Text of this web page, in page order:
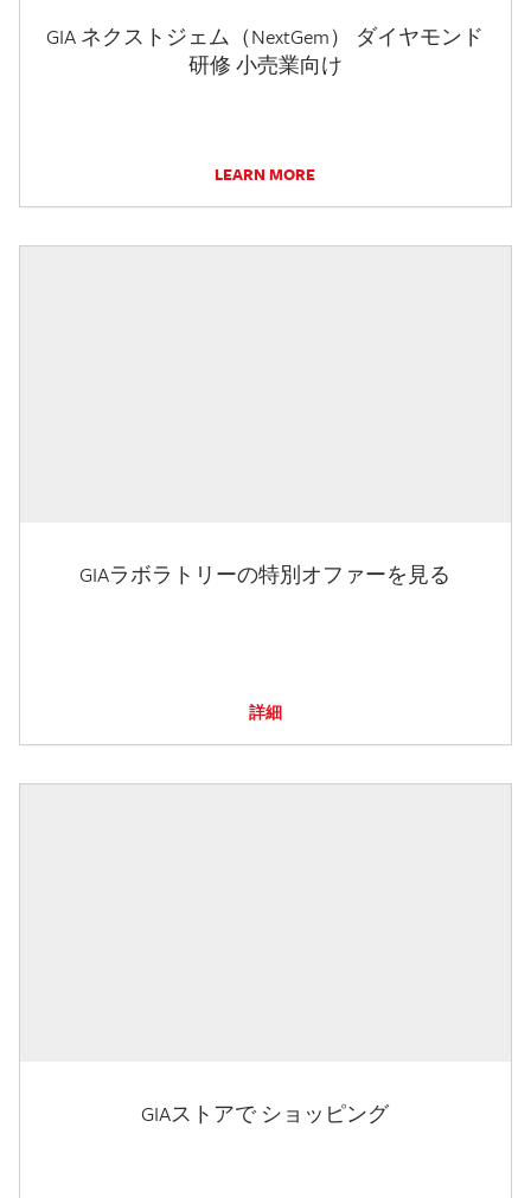
GIA ネクストジェム（NextGem） ダイヤモンド
研修 小売業向け
LEARN MORE
GIAラボラトリーの特別オファーを見る
詳細
GIAストアで ショッピング